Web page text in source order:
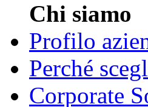
Chi siamo
Profilo
Perché
Corporate